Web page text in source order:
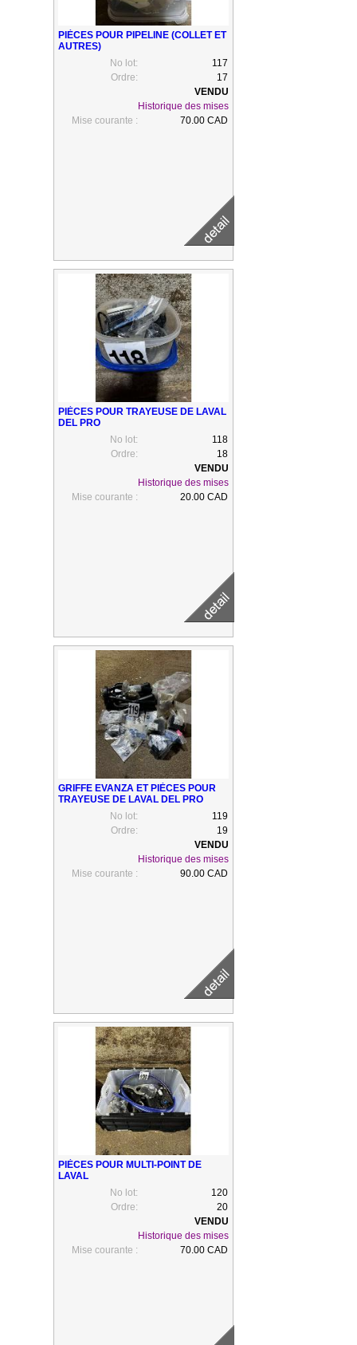
PIÈCES POUR PIPELINE (COLLET ET
AUTRES)
No lot:
117
Ordre:
17
Historique des mises
Mise courante :
70.00 CAD
PIÈCES POUR TRAYEUSE DE LAVAL
DEL PRO
No lot:
118
Ordre:
18
Historique des mises
Mise courante :
20.00 CAD
GRIFFE EVANZA ET PIÈCES POUR
TRAYEUSE DE LAVAL DEL PRO
No lot:
119
Ordre:
19
Historique des mises
Mise courante :
90.00 CAD
PIÈCES POUR MULTI-POINT DE
LAVAL
No lot:
120
Ordre:
20
Historique des mises
Mise courante :
70.00 CAD